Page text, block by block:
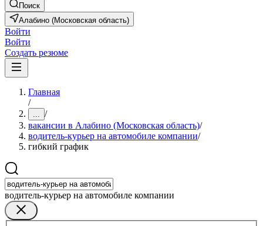
Поиск
Алабино (Московская область)
Войти
Войти
Создать резюме
Главная
/
... /
вакансии в Алабино (Московская область)/
водитель-курьер на автомобиле компании/
гибкий график
водитель-курьер на автомобиле компании